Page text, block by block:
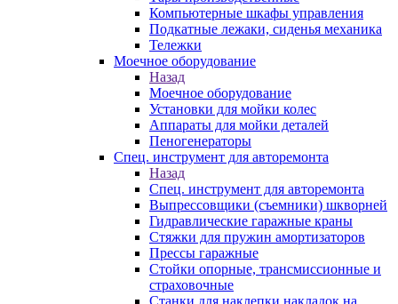
Компьютерные шкафы управления
Подкатные лежаки, сиденья механика
Тележки
Моечное оборудование
Назад
Моечное оборудование
Установки для мойки колес
Аппараты для мойки деталей
Пеногенераторы
Спец. инструмент для авторемонта
Назад
Спец. инструмент для авторемонта
Выпрессовщики (съемники) шкворней
Гидравлические гаражные краны
Стяжки для пружин амортизаторов
Прессы гаражные
Стойки опорные, трансмиссионные и
страховочные
Станки для наклепки накладок на